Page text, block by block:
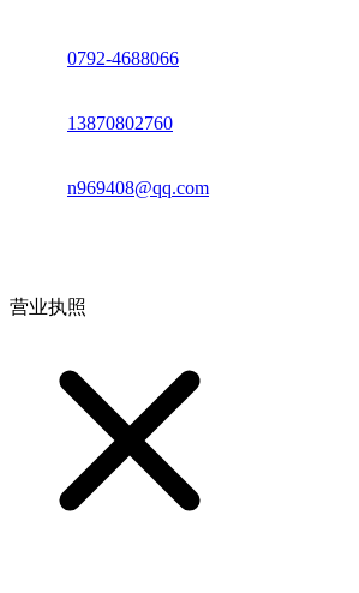
0792-4688066
13870802760
n969408@qq.com
营业执照